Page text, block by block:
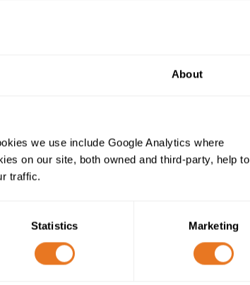
About
we use include Google Analytics where
on our site, both owned and third-party, help to
traffic.
Statistics Marketing
Änderung
müssen
sein.